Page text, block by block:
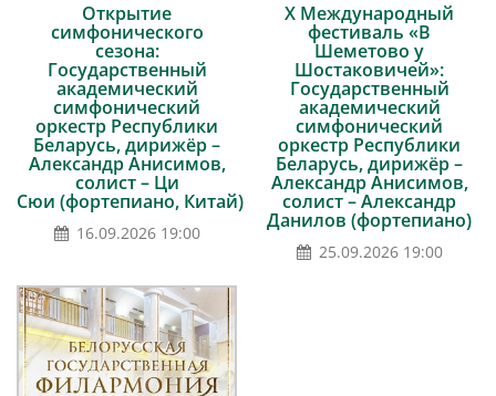
Открытие
симфонического
сезона:
Государственный
академический
симфонический
оркестр Республики
Беларусь, дирижёр –
Александр Анисимов,
солист – Ци
Сюи (фортепиано, Китай)
16.09.2026 19:00
Х Международный
фестиваль «В
Шеметово у
Шостаковичей»:
Государственный
академический
симфонический
оркестр Республики
Беларусь, дирижёр –
Александр Анисимов,
солист – Александр
Данилов (фортепиано)
25.09.2026 19:00